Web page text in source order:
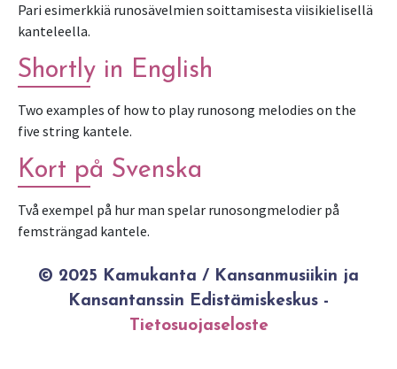
Pari esimerkkiä runosävelmien soittamisesta viisikielisellä
kanteleella.
Shortly in English
Two examples of how to play runosong melodies on the
five string kantele.
Kort på Svenska
Två exempel på hur man spelar runosongmelodier på
femsträngad kantele.
© 2025 Kamukanta / Kansanmusiikin ja
Kansantanssin Edistämiskeskus -
Tietosuojaseloste